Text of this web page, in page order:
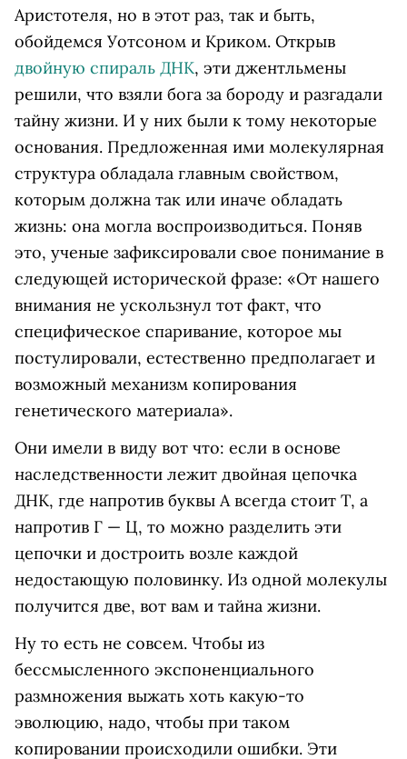
Аристотеля, но в этот раз, так и быть,
обойдемся Уотсоном и Криком. Открыв
двойную спираль ДНК, эти джентльмены
решили, что взяли бога за бороду и разгадали
тайну жизни. И у них были к тому некоторые
основания. Предложенная ими молекулярная
структура обладала главным свойством,
которым должна так или иначе обладать
жизнь: она могла воспроизводиться. Поняв
это, ученые зафиксировали свое понимание в
следующей исторической фразе: «От нашего
внимания не ускользнул тот факт, что
специфическое спаривание, которое мы
постулировали, естественно предполагает и
возможный механизм копирования
генетического материала».
Они имели в виду вот что: если в основе
наследственности лежит двойная цепочка
ДНК, где напротив буквы А всегда стоит Т, а
напротив Г — Ц, то можно разделить эти
цепочки и достроить возле каждой
недостающую половинку. Из одной молекулы
получится две, вот вам и тайна жизни.
Ну то есть не совсем. Чтобы из
бессмысленного экспоненциального
размножения выжать хоть какую-то
эволюцию, надо, чтобы при таком
копировании происходили ошибки. Эти